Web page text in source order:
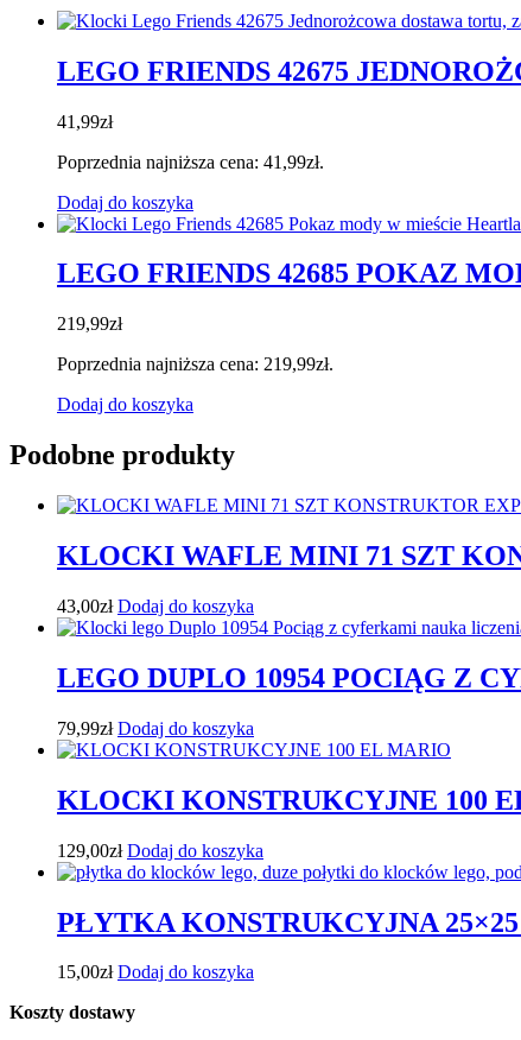
LEGO FRIENDS 42675
41,99zł
Poprzednia najniższa cena: 41,99zł.
Dodaj do koszyka
LEGO FRIENDS 42685 POKAZ
219,99zł
Poprzednia najniższa cena: 219,99zł.
Dodaj do koszyka
Podobne produkty
KLOCKI WAFLE MINI 71 SZT
43,00zł Dodaj do koszyka
LEGO DUPLO 10954 POCIĄG Z
79,99zł Dodaj do koszyka
KLOCKI KONSTRUKCYJNE 100
129,00zł Dodaj do koszyka
PŁYTKA KONSTRUKCYJNA 25×25
15,00zł Dodaj do koszyka
Koszty dostawy